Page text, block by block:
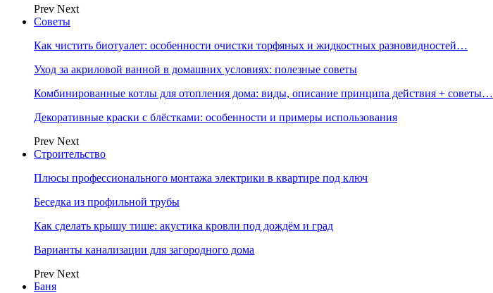
Prev Next
Советы
Как чистить биотуалет: особенности очистки торфяных и жидкостных разновидностей…
Уход за акриловой ванной в домашних условиях: полезные советы
Комбинированные котлы для отопления дома: виды, описание принципа действия + советы…
Декоративные краски с блёстками: особенности и примеры использования
Prev Next
Строительство
Плюсы профессионального монтажа электрики в квартире под ключ
Беседка из профильной трубы
Как сделать крышу тише: акустика кровли под дождём и град
Варианты канализации для загородного дома
Prev Next
Баня